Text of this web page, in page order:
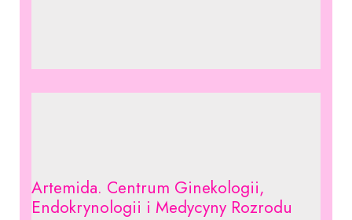
Artemida. Centrum Ginekologii,
Endokrynologii i Medycyny Rozrodu